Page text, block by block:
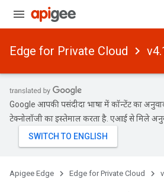
Edge for Private Cloud
Google आपकी पसंदीदा भाषा में कॉन्टेंट का
टेक्नोलॉजी का इस्तेमाल करता है. एआई से मिले
Apigee Edge Edge for Private Cloud